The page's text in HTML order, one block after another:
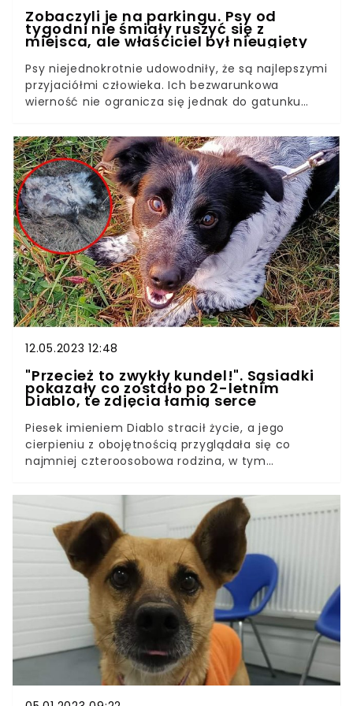
Zobaczyli je na parkingu. Psy od
tygodni nie śmiały ruszyć się z
miejsca, ale właściciel był nieugięty
Psy niejednokrotnie udowodniły, że są najlepszymi
przyjaciółmi człowieka. Ich bezwarunkowa
wierność nie ogranicza się jednak do gatunku
wychowywane razem będą wspierać siebie
nawzajem tak długo, jak będzie to konieczne. Tak
było w przypadku dwóch czworonogów
znalezionych na jednym z parkingów na
Florydzie. Przerażone sytuacją psy od dwóch
tygodni cierpliwie czekały na osobę, którą
kochają najbardziej. Nawet do głowy im nie
przyszło, że mogą się nie doczekać.
12.05.2023 12:48
"Przecież to zwykły kundel!". Sąsiadki
pokazały co zostało po 2-letnim
Diablo, te zdjęcia łamią serce
Piesek imieniem Diablo stracił życie, a jego
cierpieniu z obojętnością przyglądała się co
najmniej czteroosobowa rodzina, w tym
osobami, które interesowały się zaniedbanym i
opadającym z sił zwierzęciem, były nastolatki
mieszkające w sąsiedztwie. To one zabierały go
na spacery a w późniejszym czasie znalazły
rozszarpane zwłoki Diabla, ukryte na pobliskich
ogródkach działkowych. Teraz zdecydowały się
nam opowiedzieć o szczegółach tej
bulwersującej sprawy.Kundelek imieniem Diabło w
wieku około 3 miesięcy został oddzielony od
matki i przekazany w ręce nowych właścicieli. Był
upragnionym prezentem dla nastoletnich synów.
Jak to jednak zwykle bywa w przypadku